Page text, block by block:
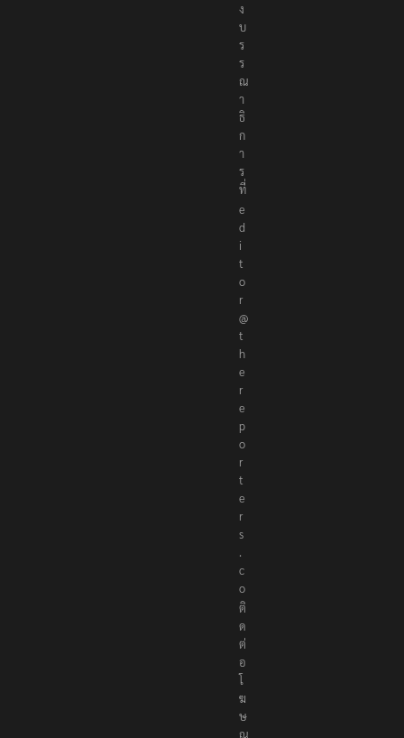
ง
บ
ร
ร
ณ
า
ธิ
ก
า
ร
ที่
e
d
i
t
o
r
@
t
h
e
r
e
p
o
r
t
e
r
s
.
c
o
ติ
ด
ต่
อ
โ
ฆ
ษ
ณ